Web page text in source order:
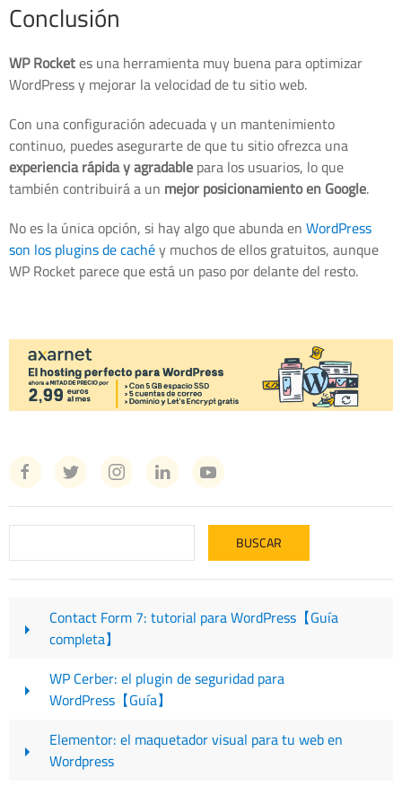
Conclusión
WP Rocketes una herramienta muy buena para optimizar
WordPress y mejorar la velocidad de tu sitio web.
Con una configuración adecuada y un mantenimiento
continuo, puedes asegurarte de que tu sitio ofrezca una
experiencia rápida y agradablepara los usuarios, lo que
también contribuirá a un mejor posicionamiento en Google.
No es la única opción, si hay algo que abunda enWordPress
son los plugins de cachéy muchos de ellos gratuitos, aunque
WP Rocket parece que está un paso por delante del resto.
Contact Form 7: tutorial para WordPress【Guía
completa】
WP Cerber: el plugin de seguridad para
WordPress【Guía】
Elementor: el maquetador visual para tu web en
Wordpress